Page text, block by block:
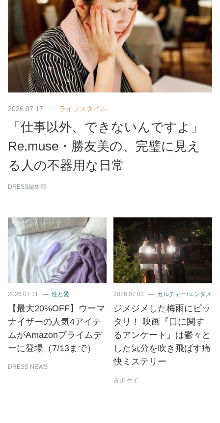
2026.07.17 ライフスタイル
「仕事以外、できないんですよ」
Re.muse・勝友美の、完璧に見え
る人の不器用な日常
DRESS編集部
2026.07.11 性と愛
【最大20%OFF】ウーマ
ナイザーの人気4アイテ
ムがAmazonプライムデ
ーに登場（7/13まで）
DRESS NEWS
2026.07.03 カルチャー/エンタメ
ジメジメした梅雨にピッ
タリ！ 映画『口に関す
るアンケート』は鬱々と
した気分を吹き飛ばす痛
快ミステリー
古川 ケイ